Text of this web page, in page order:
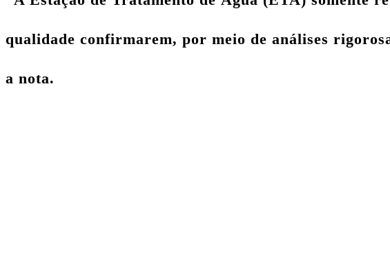
qualidade confirmarem, por meio de análises
a nota.